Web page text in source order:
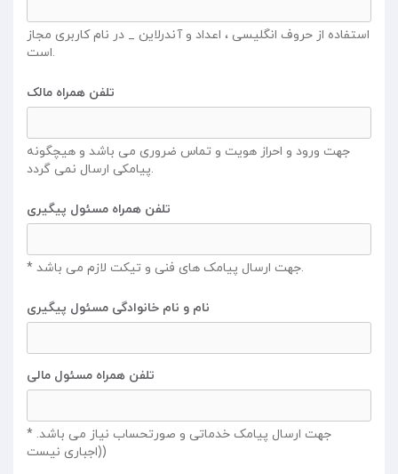
استفاده از حروف انگلیسی ، اعداد و آندرلاین _ در نام کاربری مجاز
است.
تلفن همراه مالک
جهت ورود و احراز هویت و تماس ضروری می باشد و هیچگونه
پیامکی ارسال نمی گردد.
تلفن همراه مسئول پیگیری
* جهت ارسال پیامک های فنی و تیکت لازم می باشد.
نام و نام خانوادگی مسئول پیگیری
تلفن همراه مسئول مالی
* جهت ارسال پیامک خدماتی و صورتحساب نیاز می باشد.
(اجباری نیست)